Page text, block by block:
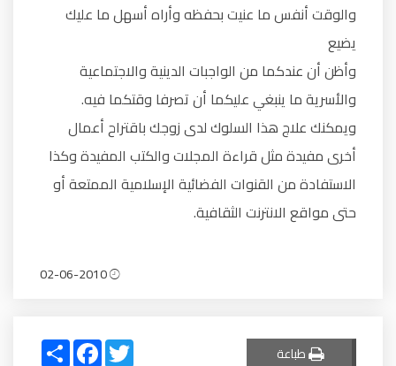
والوقت أنفس ما عنيت بحفظه وأراه أسهل ما عليك
يضيع
وأظن أن عندكما من الواجبات الدينية والاجتماعية
والأسرية ما ينبغي عليكما أن تصرفا وقتكما فيه.
ويمكنك علاج هذا السلوك لدى زوجك باقتراح أعمال
أخرى مفيدة مثل قراءة المجلات والكتب المفيدة وكذا
الاستفادة من القنوات الفضائية الإسلامية الممتعة أو
حتى مواقع الانترنت الثقافية.
طباعة
Share
FacebookTwitter